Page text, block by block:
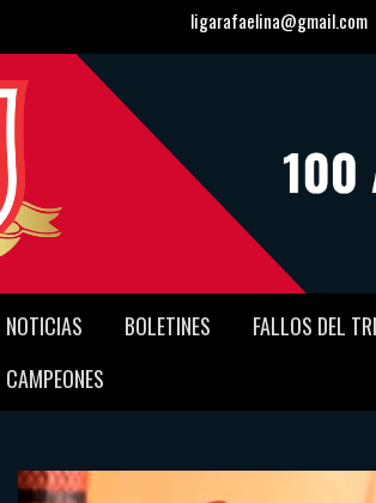
ligarafaelina@gmail.com
NOTICIAS BOLETINES FALLOS DEL
CAMPEONES